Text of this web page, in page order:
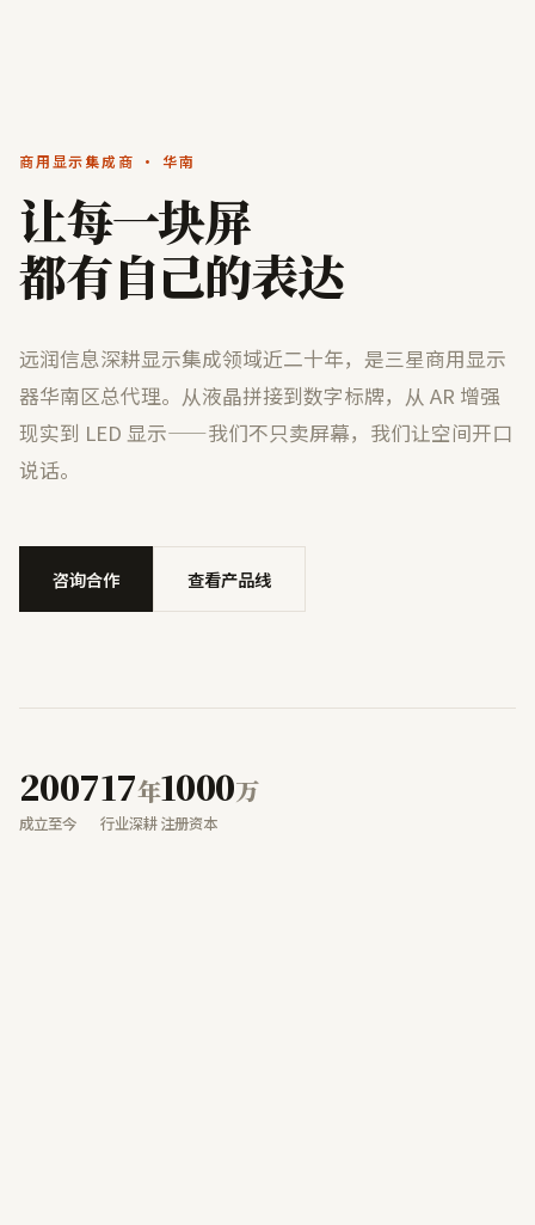
商用显示集成商 · 华南
让每一块屏
都有自己的表达
远润信息深耕显示集成领域近二十年，是三星商用显示
器华南区总代理。从液晶拼接到数字标牌，从 AR 增强
现实到 LED 显示——我们不只卖屏幕，我们让空间开口
说话。
咨询合作 查看产品线
2007
成立至今
17年
行业深耕
1000万
注册资本